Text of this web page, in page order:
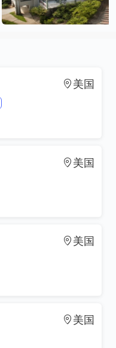
美国
美国
美国
美国